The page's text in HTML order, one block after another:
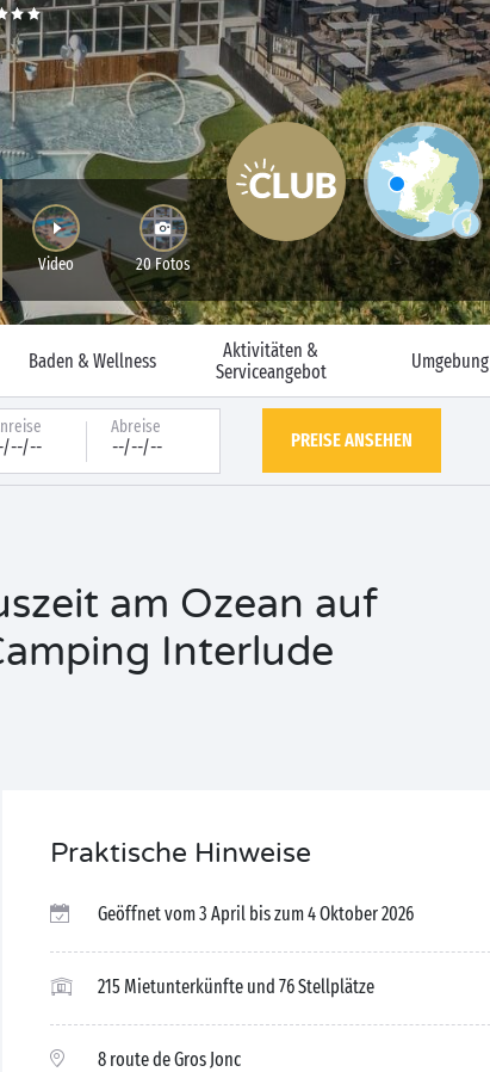
Video 20 Fotos
Baden & Wellness
Aktivitäten &
Serviceangebot
Umgebung
Abreise
--/--/-- PREISE ANSEHEN
am Ozean auf
Interlude
Praktische Hinweise
Geöffnet vom 3 April bis zum 4 Oktober 2026
215 Mietunterkünfte und 76 Stellplätze
8 route de Gros Jonc